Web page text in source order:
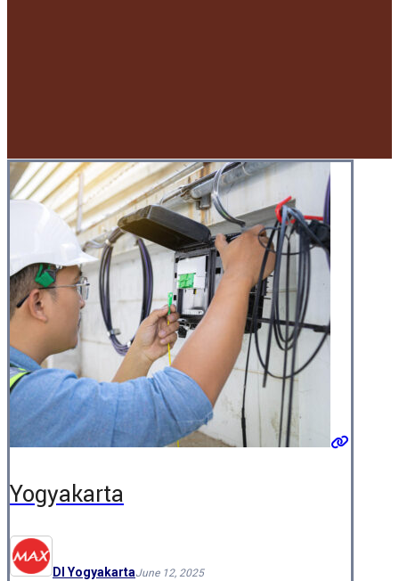
Yogyakarta
DI YogyakartaJune 12, 2025